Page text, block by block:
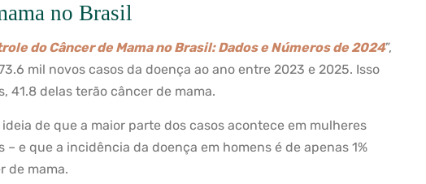
no Brasil
do Câncer de Mama no Brasil: Dados e Números de 2024”,
mil novos casos da doença ao ano entre 2023 e 2025. Isso
41.8 delas terão câncer de mama.
de que a maior parte dos casos acontece em mulheres
e que a incidência da doença em homens é de apenas 1%
de mama.